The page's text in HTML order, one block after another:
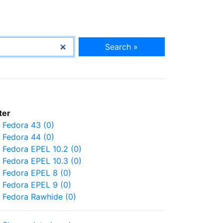
Search »
Fedora 43 (0)
Fedora 44 (0)
Fedora EPEL 10.2 (0)
Fedora EPEL 10.3 (0)
Fedora EPEL 8 (0)
Fedora EPEL 9 (0)
Fedora Rawhide (0)